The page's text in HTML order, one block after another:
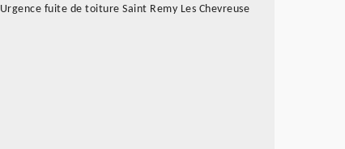
Urgence fuite de toiture Saint Remy Les Chevreuse